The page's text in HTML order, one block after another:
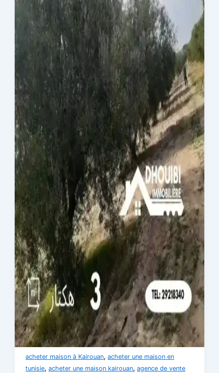
acheter maison à Kairouan,acheter une maison en
tunisie,acheter une maison kairouan,agence de vente